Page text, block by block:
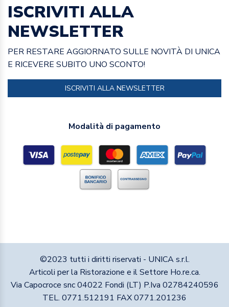
ISCRIVITI ALLA
NEWSLETTER
PER RESTARE AGGIORNATO SULLE NOVITÀ DI UNICA
E RICEVERE SUBITO UNO SCONTO!
ISCRIVITI ALLA NEWSLETTER
Modalità di pagamento
©2023 tutti i diritti riservati - UNICA s.r.l.
Articoli per la Ristorazione e il Settore Ho.re.ca.
Via Capocroce snc 04022 Fondi (LT) P.Iva 02784240596
TEL. 0771.512191 FAX 0771.201236